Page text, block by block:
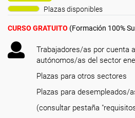
Plazas disponibles
CURSO GRATUITO (Formación 100%
Trabajadores/as por cuenta
autónomos/as del sector
Plazas para otros sectores
Plazas para desempleados/
(consultar pestaña